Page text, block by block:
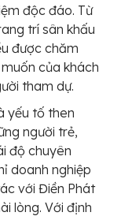
độc đáo. Từ
trí sân khấu
được chăm
của khách
tham dự.
yếu tố then
người trẻ,
độ chuyên
doanh nghiệp
với Điền Phát
lòng. Với định